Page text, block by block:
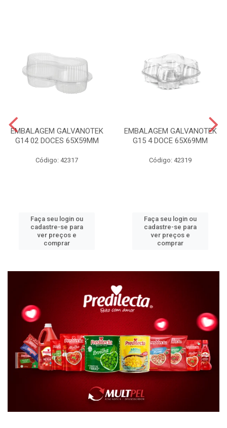
EMBALAGEM GALVANOTEK
G14 02 DOCES 65X59MM
Código: 42317
Faça seu login ou
cadastre-se para
ver preços e
comprar
EMBALAGEM GALVANOTEK
G15 4 DOCE 65X69MM
Código: 42319
Faça seu login ou
cadastre-se para
ver preços e
comprar